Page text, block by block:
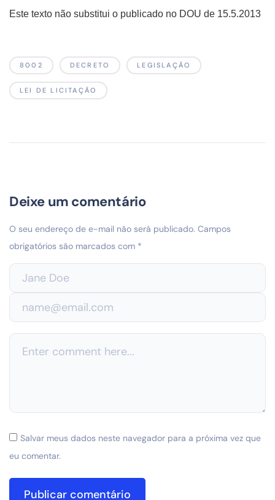
Este texto não substitui o publicado no DOU de 15.5.2013
8002 DECRETO LEGISLAÇÃO
LEI DE LICITAÇÃO
Deixe um comentário
O seu endereço de e-mail não será publicado. Campos
obrigatórios são marcados com *
Salvar meus dados neste navegador para a próxima vez que
eu comentar.